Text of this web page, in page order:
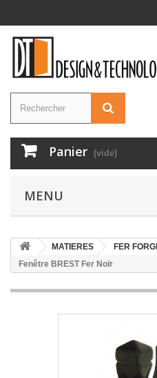
Panier (vide)
MENU
MATIERES FER
Fenêtre BREST Fer Noir